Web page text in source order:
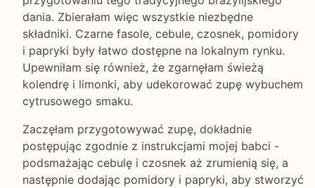
dania. Zbierałam więc wszystkie niezbędne
składniki. Czarne fasole, cebule, czosnek, pomidory
i papryki były łatwo dostępne na lokalnym rynku.
Upewniłam się również, że zgarnęłam świeżą
kolendrę i limonki, aby udekorować zupę wybuchem
cytrusowego smaku.
Zaczęłam przygotowywać zupę, dokładnie
postępując zgodnie z instrukcjami mojej babci -
podsmażając cebulę i czosnek aż zrumienią się, a
następnie dodając pomidory i papryki, aby stworzyć